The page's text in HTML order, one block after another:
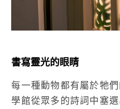
書寫靈光的眼睛
每一種動物都有屬於牠
學館從眾多的詩詞中塞